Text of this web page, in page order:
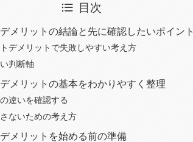
目次
メリットの結論と先に確認したいポイント
デメリットで失敗しやすい考え方
判断軸
メリットの基本をわかりやすく整理
違いを確認する
ないための考え方
メリットを始める前の準備